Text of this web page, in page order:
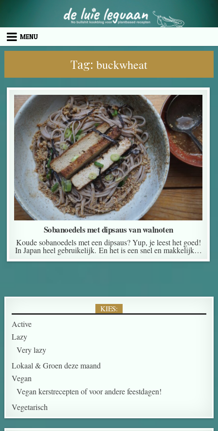
MENU
Tag: buckwheat
Sobanoedels met dipsaus van walnoten
Koude sobanoedels met een dipsaus? Yup, je leest het goed!
In Japan heel gebruikelijk. En het is een snel en makkelijk…
KIES:
Active
Lazy
Very lazy
Lokaal & Groen deze maand
Vegan
Vegan kerstrecepten of voor andere feestdagen!
Vegetarisch